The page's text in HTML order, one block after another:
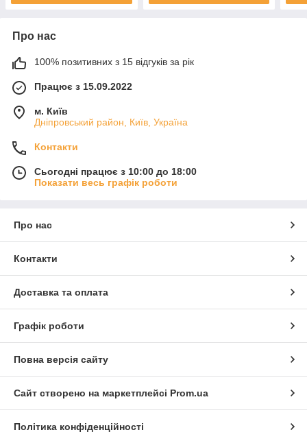
Про нас
100% позитивних з 15 відгуків за рік
Працює з 15.09.2022
м. Київ
Дніпровський район, Київ, Україна
Контакти
Сьогодні працює з 10:00 до 18:00
Показати весь графік роботи
Про нас
Контакти
Доставка та оплата
Графік роботи
Повна версія сайту
Сайт створено на маркетплейсі Prom.ua
Політика конфіденційності